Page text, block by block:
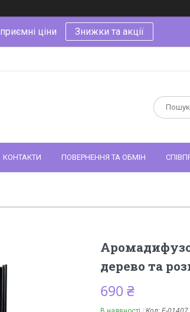
ціни Знижки та акції
КОНТАКТИ ПОВЕРНЕННЯ ТА ОБМІН
дерево та
690 ₴